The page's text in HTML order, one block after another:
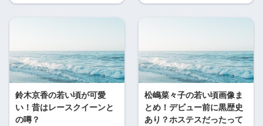
鈴木京香の若い頃が可愛
い！昔はレースクイーンと
の噂？
松嶋菜々子の若い頃画像ま
とめ！デビュー前に黒歴史
あり？ホステスだったって